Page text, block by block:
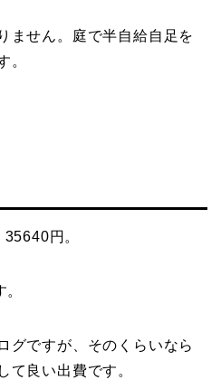
ません。庭で半自給自足を
。
円。
グですが、そのくらいなら
て良い出費です。